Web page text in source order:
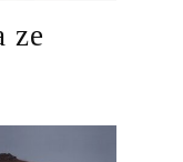
ze